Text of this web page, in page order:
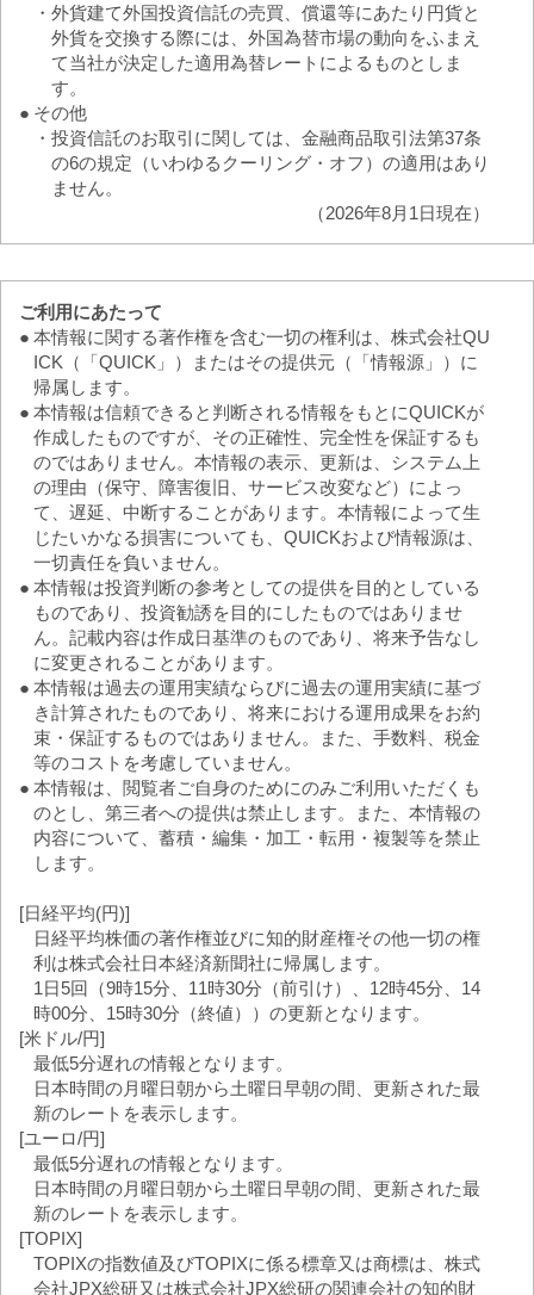
・ 外貨建て外国投資信託の売買、償還等にあたり円貨と
外貨を交換する際には、外国為替市場の動向をふまえ
て当社が決定した適用為替レートによるものとしま
す。
● その他
・ 投資信託のお取引に関しては、金融商品取引法第37条
の6の規定（いわゆるクーリング・オフ）の適用はあり
ません。
（2026年8月1日現在）
ご利用にあたって
● 本情報に関する著作権を含む一切の権利は、株式会社QU
ICK（「QUICK」）またはその提供元（「情報源」）に
帰属します。
● 本情報は信頼できると判断される情報をもとにQUICKが
作成したものですが、その正確性、完全性を保証するも
のではありません。本情報の表示、更新は、システム上
の理由（保守、障害復旧、サービス改変など）によっ
て、遅延、中断することがあります。本情報によって生
じたいかなる損害についても、QUICKおよび情報源は、
一切責任を負いません。
● 本情報は投資判断の参考としての提供を目的としている
ものであり、投資勧誘を目的にしたものではありませ
ん。記載内容は作成日基準のものであり、将来予告なし
に変更されることがあります。
● 本情報は過去の運用実績ならびに過去の運用実績に基づ
き計算されたものであり、将来における運用成果をお約
束・保証するものではありません。また、手数料、税金
等のコストを考慮していません。
● 本情報は、閲覧者ご自身のためにのみご利用いただくも
のとし、第三者への提供は禁止します。また、本情報の
内容について、蓄積・編集・加工・転用・複製等を禁止
します。
[日経平均(円)]
日経平均株価の著作権並びに知的財産権その他一切の権
利は株式会社日本経済新聞社に帰属します。
1日5回（9時15分、11時30分（前引け）、12時45分、14
時00分、15時30分（終値））の更新となります。
[米ドル/円]
最低5分遅れの情報となります。
日本時間の月曜日朝から土曜日早朝の間、更新された最
新のレートを表示します。
[ユーロ/円]
最低5分遅れの情報となります。
日本時間の月曜日朝から土曜日早朝の間、更新された最
新のレートを表示します。
[TOPIX]
TOPIXの指数値及びTOPIXに係る標章又は商標は、株式
会社JPX総研又は株式会社JPX総研の関連会社の知的財